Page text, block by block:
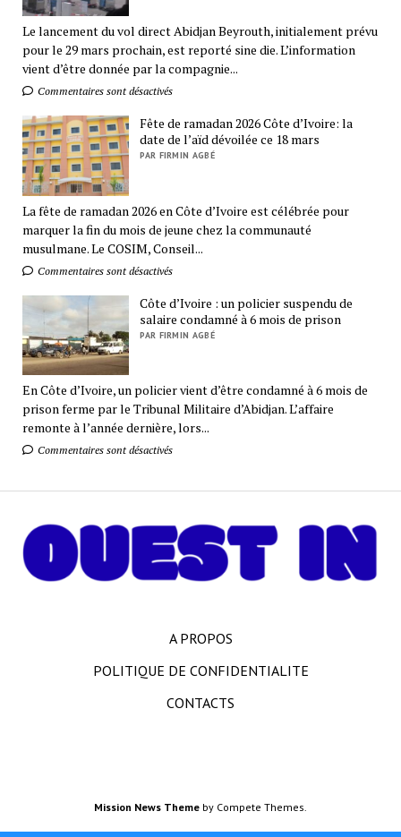
Le lancement du vol direct Abidjan Beyrouth, initialement prévu
pour le 29 mars prochain, est reporté sine die. L’information
vient d’être donnée par la compagnie...
Commentaires sont désactivés
Fête de ramadan 2026 Côte d’Ivoire: la
date de l’aïd dévoilée ce 18 mars
PAR FIRMIN AGBÉ
La fête de ramadan 2026 en Côte d’Ivoire est célébrée pour
marquer la fin du mois de jeune chez la communauté
musulmane. Le COSIM, Conseil...
Commentaires sont désactivés
Côte d’Ivoire : un policier suspendu de
salaire condamné à 6 mois de prison
PAR FIRMIN AGBÉ
En Côte d’Ivoire, un policier vient d’être condamné à 6 mois de
prison ferme par le Tribunal Militaire d’Abidjan. L’affaire
remonte à l’année dernière, lors...
Commentaires sont désactivés
A PROPOS
POLITIQUE DE CONFIDENTIALITE
CONTACTS
Mission News Theme by Compete Themes.